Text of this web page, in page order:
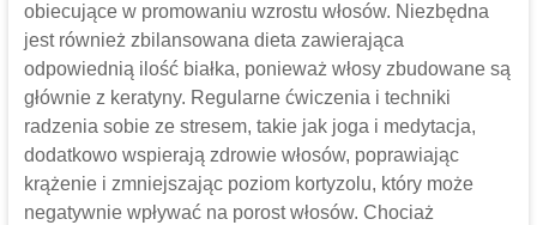
obiecujące w promowaniu wzrostu włosów. Niezbędna
jest również zbilansowana dieta zawierająca
odpowiednią ilość białka, ponieważ włosy zbudowane są
głównie z keratyny. Regularne ćwiczenia i techniki
radzenia sobie ze stresem, takie jak joga i medytacja,
dodatkowo wspierają zdrowie włosów, poprawiając
krążenie i zmniejszając poziom kortyzolu, który może
negatywnie wpływać na porost włosów. Chociaż